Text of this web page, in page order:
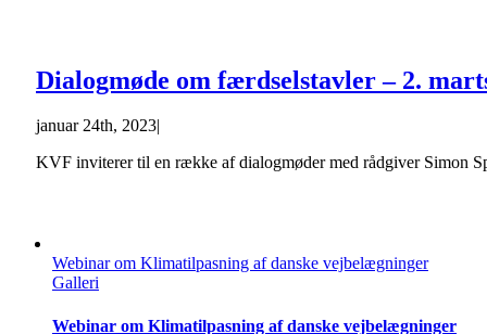
Dialogmøde om færdselstavler – 2.
januar 24th, 2023|
KVF inviterer til en række af dialogmøder med rådgiver Simon
Webinar om Klimatilpasning af danske vejbelægninger
Galleri
Webinar om Klimatilpasning af danske vejbelægninger